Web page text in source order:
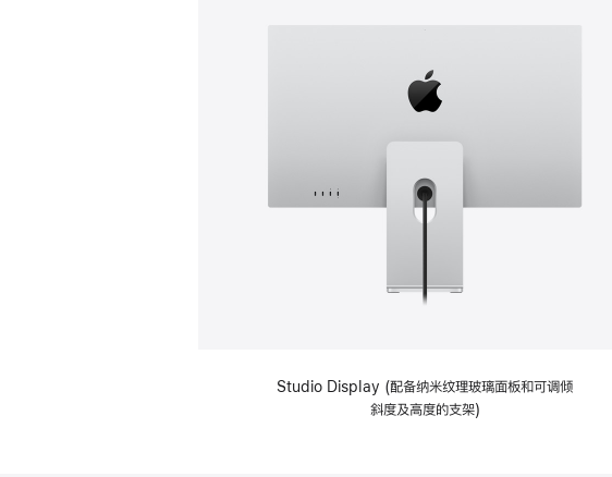
Studio Display (配备纳米纹理玻璃面板和可调倾
斜度及高度的支架)